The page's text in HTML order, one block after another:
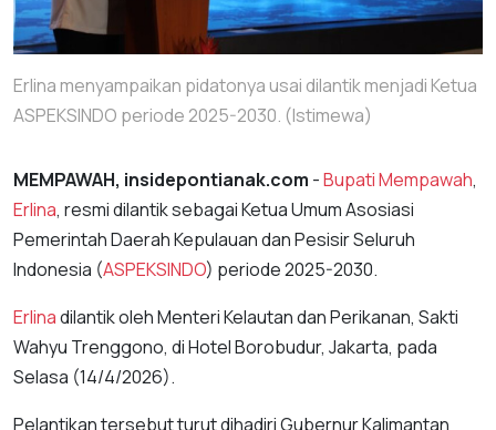
Erlina menyampaikan pidatonya usai dilantik menjadi Ketua
ASPEKSINDO periode 2025-2030. (Istimewa)
MEMPAWAH, insidepontianak.com -Bupati Mempawah,
Erlina, resmi dilantik sebagai Ketua Umum Asosiasi
Pemerintah Daerah Kepulauan dan Pesisir Seluruh
Indonesia (ASPEKSINDO) periode 2025-2030.
Erlinadilantik oleh Menteri Kelautan dan Perikanan, Sakti
Wahyu Trenggono, di Hotel Borobudur, Jakarta, pada
Selasa (14/4/2026).
Pelantikan tersebut turut dihadiri Gubernur Kalimantan